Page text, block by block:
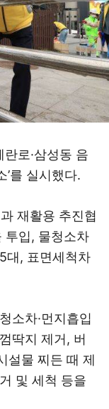
로·삼성동 음
’를 실시했다.
재활용 추진협
투입, 물청소차
대, 표면세척차
소차·먼지흡입
딱지 제거, 버
설물 찌든 때 제
및 세척 등을